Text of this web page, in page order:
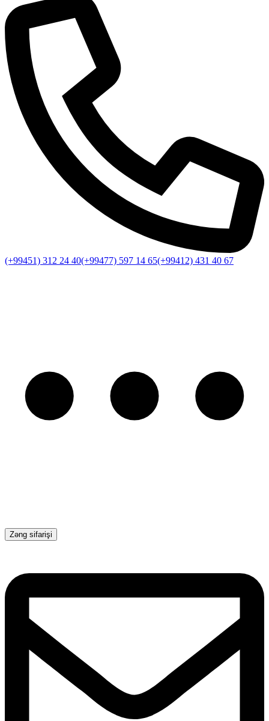
(+99451) 312 24 40(+99477) 597 14 65(+99412) 431 40 67
Zəng sifarişi